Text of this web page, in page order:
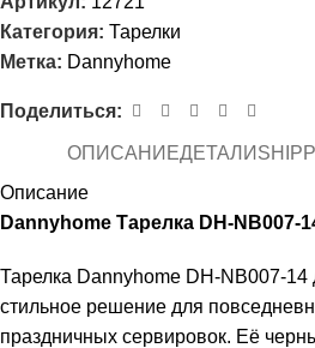
Категория: Тарелки
Метка: Dannyhome
Поделиться:
ОПИСАНИЕДЕТАЛИ
Описание
Dannyhome Тарелка DH-NB007-
Тарелка Dannyhome DH-NB007-
стильное решение для
праздничных сервировок. Её